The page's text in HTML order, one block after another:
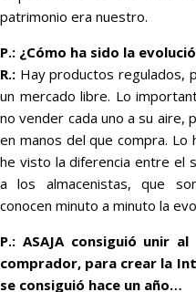
patrimonio era nuestro.
P.: ¿Cómo ha sido la
R.: Hay productos regulados,
un mercado libre. Lo
no vender cada uno a su aire,
en manos del que compra. Lo
he visto la diferencia entre el
a los almacenistas, que
conocen minuto a minuto la
P.: ASAJA consiguió unir
comprador, para crear la
se consiguió hace un año…